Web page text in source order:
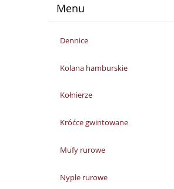
Menu
Dennice
Kolana hamburskie
Kołnierze
Króćce gwintowane
Mufy rurowe
Nyple rurowe